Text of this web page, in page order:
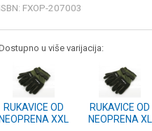
ISBN: FXOP-207003
u više varijacija:
RUKAVICE OD
NEOPRENA XXL
RUKAVICE OD
NEOPRENA XL